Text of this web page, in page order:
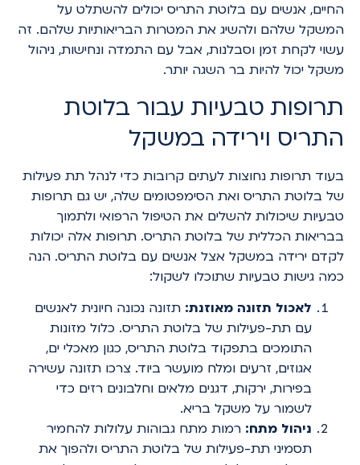
החיים, אנשים עם בלוטת התריס יכולים להשתלט על
המשקל שלהם ולהשיג את המטרות הבריאותיות שלהם. זה
עשוי לקחת זמן וסבלנות, אבל עם התמדה ונחישות, ניהול
משקל יכול להיות בר השגה יותר.
תרופות טבעיות עבור בלוטת
התריס וירידה במשקל
בעוד תרופות נחוצות לעתים קרובות כדי לנהל תת פעילות
של בלוטת התריס ואת הסימפטומים שלה, יש גם תרופות
טבעיות שיכולות להשלים את הטיפול הרפואי ולתמוך
בבריאות הכללית של בלוטת התריס. תרופות אלה יכולות
לקדם ירידה במשקל אצל אנשים עם בלוטת התריס. הנה
כמה גישות טבעיות שתוכלו לשקול:
לאכול תזונה מאוזנת: תזונה נכונה חיונית לאנשים
עם תת-פעילות של בלוטת התריס. כלול מזונות
התומכים בתפקוד בלוטת התריס, כגון מאכלי ים,
אגוזים, זרעים ומלח מועשר ביוד. צרכו תזונה עשירה
בפירות, ירקות, דגנים מלאים וחלבונים רזים כדי
לשמור על משקל בריא.
ניהול מתח: רמות מתח גבוהות עלולות להחמיר
תסמיני תת-פעילות של בלוטת התריס ולהפוך את